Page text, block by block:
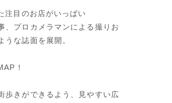
注目のお店がいっぱい
、プロカメラマンによる撮りお
うな誌面を展開。
！
歩きができるよう、見やすい広